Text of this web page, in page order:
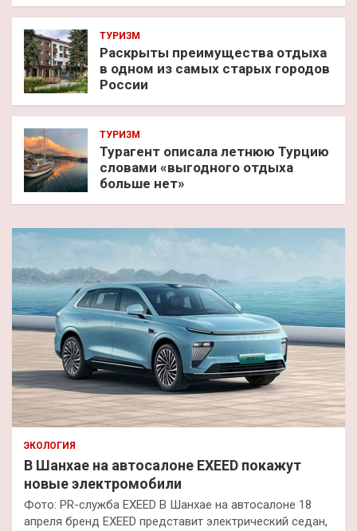
ТУРИЗМ
Раскрыты преимущества отдыха
в одном из самых старых городов
России
ТУРИЗМ
Турагент описала летнюю Турцию
словами «выгодного отдыха
больше нет»
ЭКОЛОГИЯ
В Шанхае на автосалоне EXEED покажут
новые электромобили
Фото: PR-служба EXEED В Шанхае на автосалоне 18
апреля бренд EXEED представит электрический седан,